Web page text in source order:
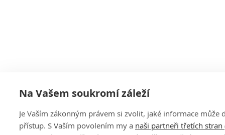
Na Vašem soukromí záleží
Je Vaším zákonným právem si zvolit, jaké informace
přístup. S Vaším povolením my a naši partneři třetích stran